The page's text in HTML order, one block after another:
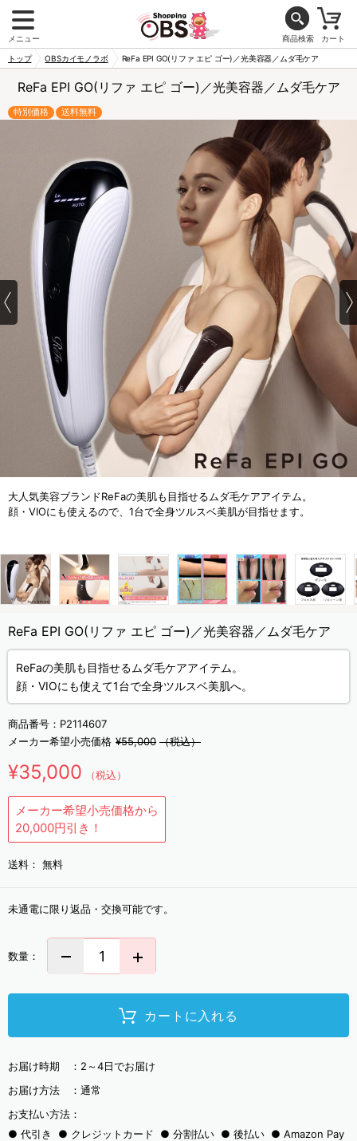
メニュー 商品検索 カート
トップ OBSカイモノラボ ReFa EPI GO(リファ エピ ゴー)／光美容器／ムダ毛ケア
ReFa EPI GO(リファ エピ ゴー)／光美容器／ムダ毛ケア
特別価格 送料無料
大人気美容ブランドReFaの美肌も目指せるムダ毛ケアアイテム。
顔・VIOにも使えるので、1台で全身ツルスベ美肌が目指せます。
ReFa EPI GO(リファ エピ ゴー)／光美容器／ムダ毛ケア
ReFaの美肌も目指せるムダ毛ケアアイテム。
顔・VIOにも使えて1台で全身ツルスベ美肌へ。
商品番号： P2114607
メーカー希望小売価格 ¥55,000 （税込）
¥35,000 （税込）
メーカー希望小売価格から
20,000円引き！
送料： 無料
未通電に限り返品・交換可能です。
数量：
カートに入れる
お届け時期 ： 2～4日でお届け
お届け方法 ： 通常
お支払い方法：
代引き
クレジットカード 分割払い 後払い Amazon Pay